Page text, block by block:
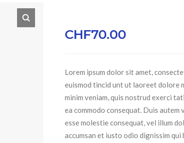
CHF70.00
Lorem ipsum dolor sit amet,
euismod tincid unt ut laoreet dolore
minim veniam, quis nostrud exerci
ea commodo consequat. Duis
esse molestie consequat, vel illum
accumsan et iusto odio dignissim